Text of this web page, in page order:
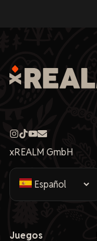
xREALM GmbH
Juegos